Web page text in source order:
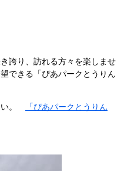
誇り、訪れる方々を楽しませ
できる「ぴあパークとうりん
い。
「ぴあパークとうりん